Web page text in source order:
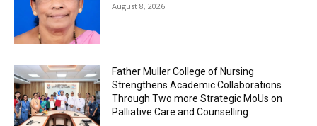
August 8, 2026
Father Muller College of Nursing
Strengthens Academic Collaborations
Through Two more Strategic MoUs on
Palliative Care and Counselling